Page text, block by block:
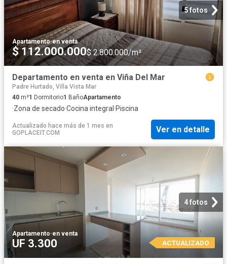
5 fotos
Apartamento·en venta
$ 112.000.000$ 2.800.000/m²
Departamento en venta en Viña Del Mar
Padre Hurtado, Villa Vista Mar
40 m²1 Dormitorio1 BañoApartamento
·Zona de secado·Cocina integral ·Piscina
Actualizado hace más de 1 mes en
GOPLACEIT.COM
Ver en detalle
4 fotos
Apartamento·en venta
UF 3.300 ACTUALIZADO